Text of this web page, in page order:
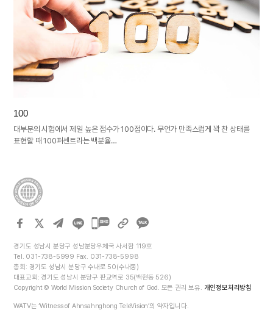
100
대부분의 시험에서 제일 높은 점수가 100점이다. 무언가 만족스럽게 꽉 찬 상태를
표현할 때 100퍼센트라는 백분율…
카카오톡
경기도 성남시 분당구 성남분당우체국 사서함 119호
Tel. 031-738-5999 Fax. 031-738-5998
총회: 경기도 성남시 분당구 수내로 50(수내동)
대표교회: 경기도 성남시 분당구 판교역로 35(백현동 526)
Copyright © World Mission Society Church of God. 모든 권리 보유. 개인정보처리방침
WATV는 ‘Witness of Ahnsahnghong TeleVision’의 약자입니다.